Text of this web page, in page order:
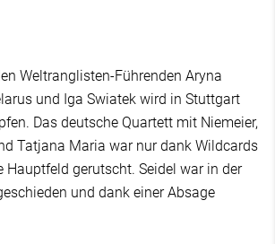
Weltranglisten-Führenden Aryna
und Iga Swiatek wird in Stuttgart
Das deutsche Quartett mit Niemeier,
Tatjana Maria war nur dank Wildcards
Hauptfeld gerutscht. Seidel war in der
und dank einer Absage